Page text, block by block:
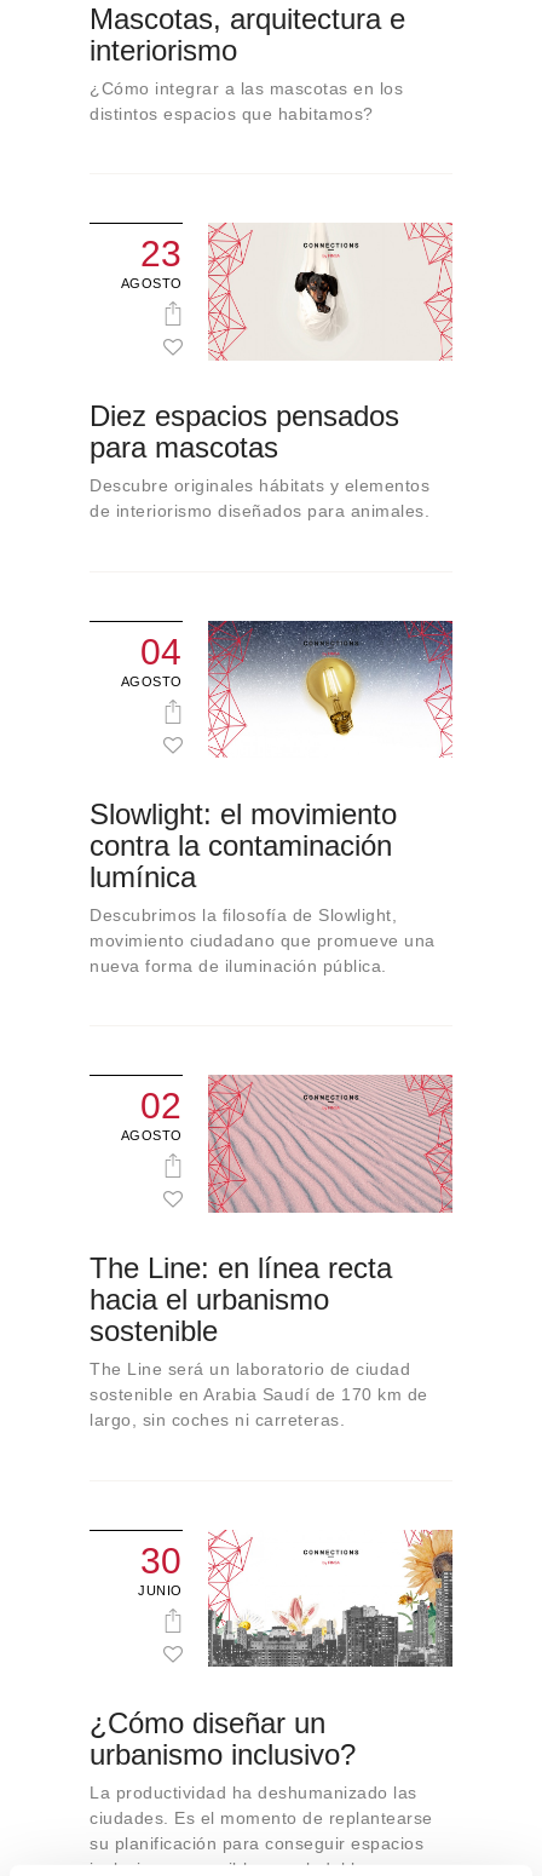
Mascotas, arquitectura e
interiorismo
¿Cómo integrar a las mascotas en los
distintos espacios que habitamos?
23
AGOSTO
Diez espacios pensados
para mascotas
Descubre originales hábitats y elementos
de interiorismo diseñados para animales.
04
AGOSTO
Slowlight: el movimiento
contra la contaminación
lumínica
Descubrimos la filosofía de Slowlight,
movimiento ciudadano que promueve una
nueva forma de iluminación pública.
02
AGOSTO
The Line: en línea recta
hacia el urbanismo
sostenible
The Line será un laboratorio de ciudad
sostenible en Arabia Saudí de 170 km de
largo, sin coches ni carreteras.
30
JUNIO
¿Cómo diseñar un
urbanismo inclusivo?
La productividad ha deshumanizado las
ciudades. Es el momento de replantearse
su planificación para conseguir espacios
inclusivos, accesibles y saludables.